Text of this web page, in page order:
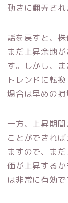
動きに翻弄さ
話を戻すと、
まだ上昇余地
す。しかし、
トレンドに転
場合は早めの損
一方、上昇期
ことができれ
ますので、ま
価が上昇する
は非常に有効で